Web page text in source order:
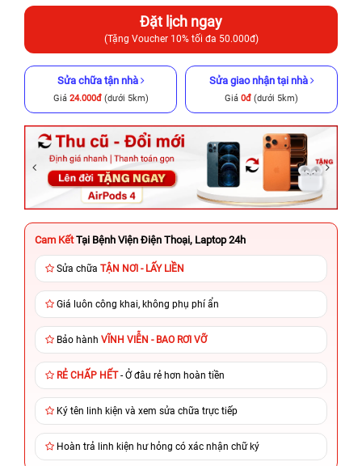
Đặt lịch ngay
(Tặng Voucher 10% tối đa 50.000đ)
Sửa chữa tận nhà
Giá 24.000đ(dưới 5km)
Sửa giao nhận tại nhà
Giá 0đ (dưới 5km)
Cam Kết Tại Bệnh Viện Điện Thoại, Laptop 24h
Sửa chữa TẬN NƠI - LẤY LIỀN
Giá luôn công khai, không phụ phí ẩn
Bảo hành VĨNH VIỄN - BAO RƠI VỠ
RẺ CHẤP HẾT- Ở đâu rẻ hơn hoàn tiền
Ký tên linh kiện và xem sửa chữa trực tiếp
Hoàn trả linh kiện hư hỏng có xác nhận chữ ký